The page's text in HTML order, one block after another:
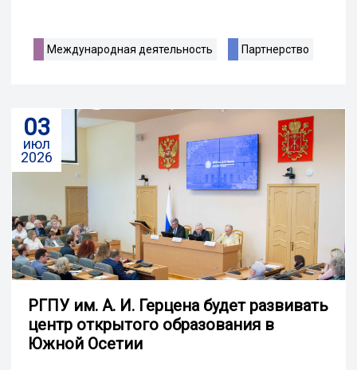
Международная деятельность Партнерство
03
июл
2026
РГПУ им. А. И. Герцена будет развивать
центр открытого образования в
Южной Осетии